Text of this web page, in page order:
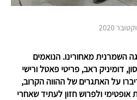
השמרנית מאחורינו. הנואמים
דומיניק ראב, פריטי פאטל ורישי
על האתגרים של ההווה הקרוב,
אופטימי ולפרוש חזון לעתיד שאחרי